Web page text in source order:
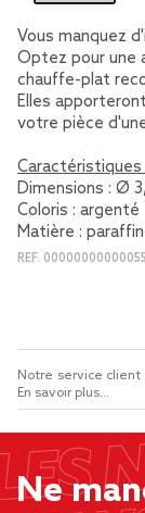
Vous manquez
Optez pour une
chauffe-plat
Elles
votre pièce
Dimensions : Ø
Coloris : argenté
Matière :
REF.
Notre service
En savoir plus...
Ne